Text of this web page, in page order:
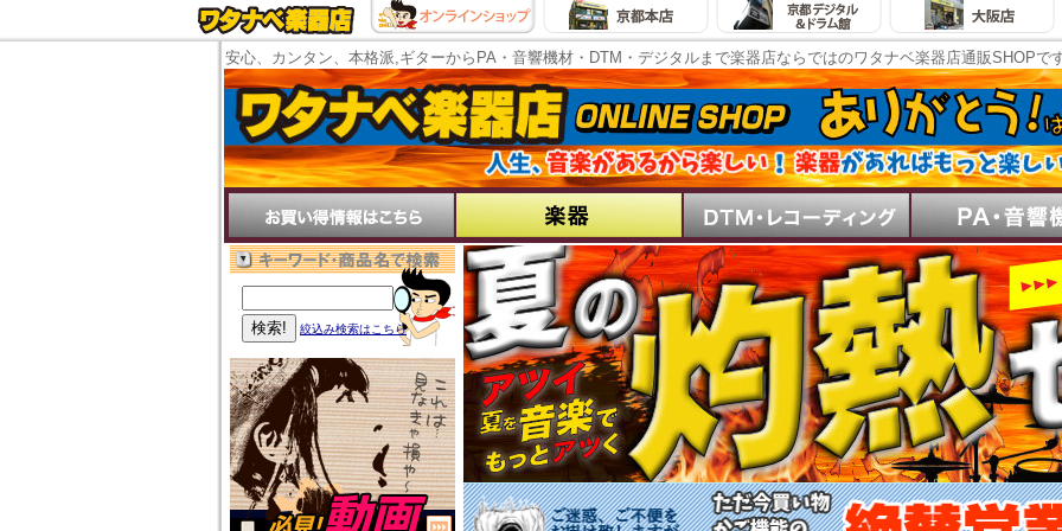
安心、カンタン、本格派,ギターからPA・音響機材・DTM・デジタルまで楽器店ならではのワタナベ楽器店通販SHOPで
絞込み検索はこちら